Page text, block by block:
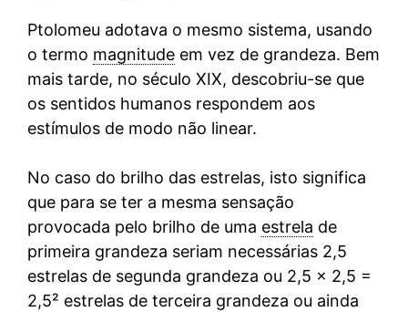
Ptolomeu adotava o mesmo sistema, usando
o termo magnitude em vez de grandeza. Bem
mais tarde, no século XIX, descobriu-se que
os sentidos humanos respondem aos
estímulos de modo não linear.
No caso do brilho das estrelas, isto significa
que para se ter a mesma sensação
provocada pelo brilho de uma estrela de
primeira grandeza seriam necessárias 2,5
estrelas de segunda grandeza ou 2,5 × 2,5 =
2,5² estrelas de terceira grandeza ou ainda